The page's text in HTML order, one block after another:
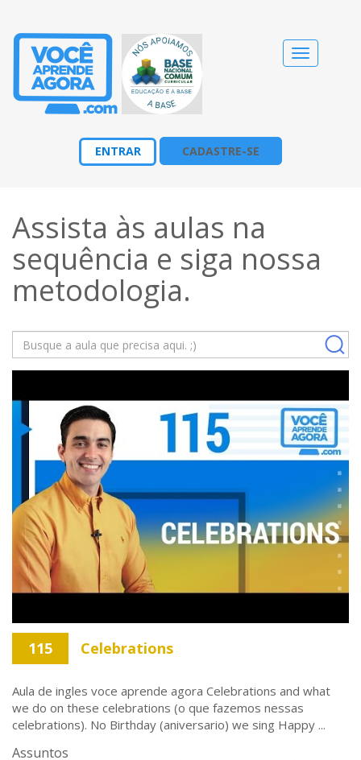
Alternar
navegação
ENTRAR CADASTRE-SE
Assista às aulas na
sequência e siga nossa
metodologia.
115 Celebrations
Aula de ingles voce aprende agora Celebrations and what
we do on these celebrations (o que fazemos nessas
celebrations). No Birthday (aniversario) we sing Happy ...
Assuntos